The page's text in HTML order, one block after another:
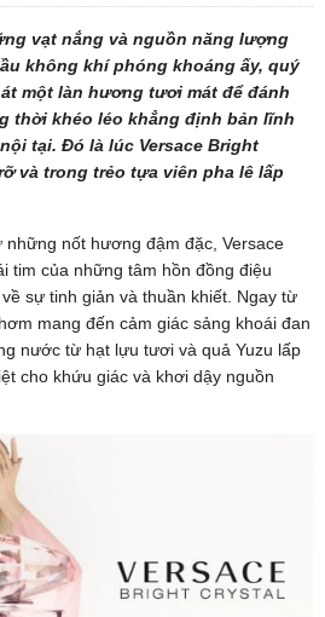
vạt nắng và nguồn năng lượng
không khí phóng khoáng ấy, quý
một làn hương tươi mát để đánh
thời khéo léo khẳng định bản lĩnh
tại. Đó là lúc Versace Bright
và trong trẻo tựa viên pha lê lấp
nốt hương đậm đặc, Versace
tim của những tâm hồn đồng điệu
sự tinh giản và thuần khiết. Ngay từ
mang đến cảm giác sảng khoái đan
nước từ hạt lựu tươi và quả Yuzu lấp
cho khứu giác và khơi dậy nguồn